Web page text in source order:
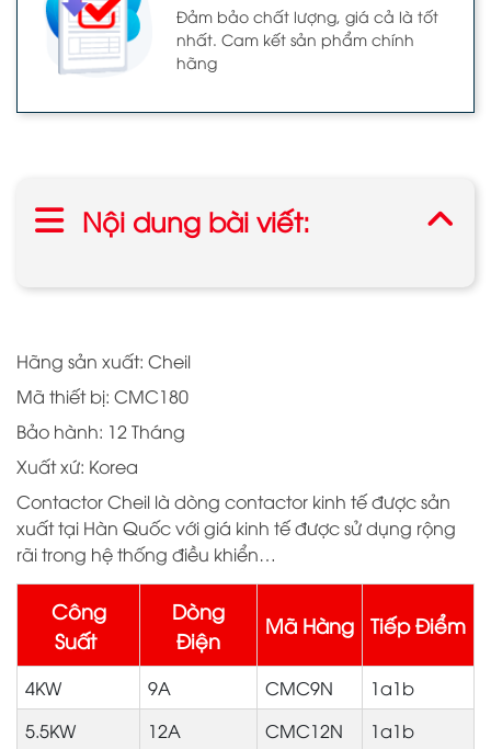
Đảm bảo chất lượng, giá cả là tốt
nhất. Cam kết sản phẩm chính
hãng
Nội dung bài viết:
Hãng sản xuất: Cheil
Mã thiết bị: CMC180
Bảo hành: 12 Tháng
Xuất xứ: Korea
Contactor Cheil là dòng contactor kinh tế được sản
xuất tại Hàn Quốc với giá kinh tế được sử dụng rộng
rãi trong hệ thống điều khiển…
Công
Suất
Dòng
Điện
Mã Hàng Tiếp Điểm
4KW 9A CMC9N
1a1b
5.5KW
12A CMC12N 1a1b